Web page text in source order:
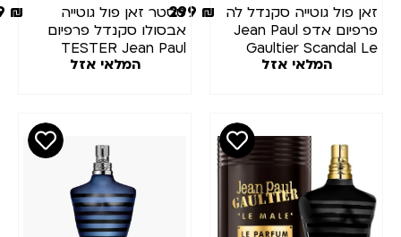
זאן פול גוטייה סקנדל לה
פרפיום אדפ Jean Paul
Gaultier Scandal Le
Parfum EDP 100 ml
299 ₪
המלאי אזל
טסטר זאן פול גוטייה
אבסולו סקנדל פרפיום
TESTER Jean Paul
Gaultier Scandal Absolu
299
המלאי אזל